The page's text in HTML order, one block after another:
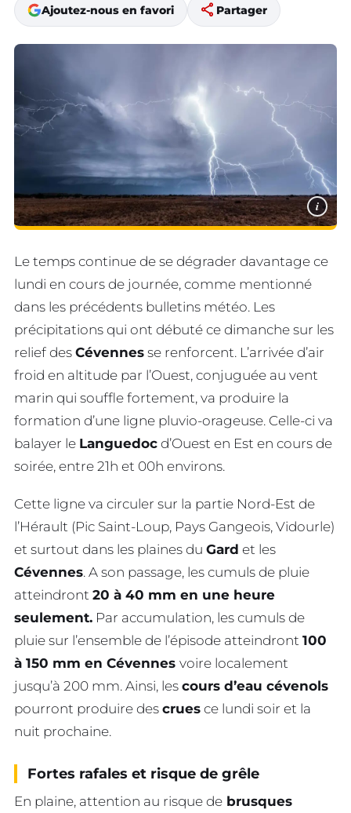
Ajoutez-nous en favori share Partager
i
Le temps continue de se dégrader davantage ce
lundi en cours de journée, comme mentionné
dans les précédents bulletins météo. Les
précipitations qui ont débuté ce dimanche sur les
relief des Cévennes se renforcent. L’arrivée d’air
froid en altitude par l’Ouest, conjuguée au vent
marin qui souffle fortement, va produire la
formation d’une ligne pluvio-orageuse. Celle-ci va
balayer le Languedoc d’Ouest en Est en cours de
soirée, entre 21h et 00h environs.
Cette ligne va circuler sur la partie Nord-Est de
l’Hérault (Pic Saint-Loup, Pays Gangeois, Vidourle)
et surtout dans les plaines du Gard et les
Cévennes. A son passage, les cumuls de pluie
atteindront 20 à 40 mm en une heure
seulement. Par accumulation, les cumuls de
pluie sur l’ensemble de l’épisode atteindront 100
à 150 mm en Cévennes voire localement
jusqu’à 200 mm. Ainsi, les cours d’eau cévenols
pourront produire des crues ce lundi soir et la
nuit prochaine.
Fortes rafales et risque de grêle
En plaine, attention au risque de brusques